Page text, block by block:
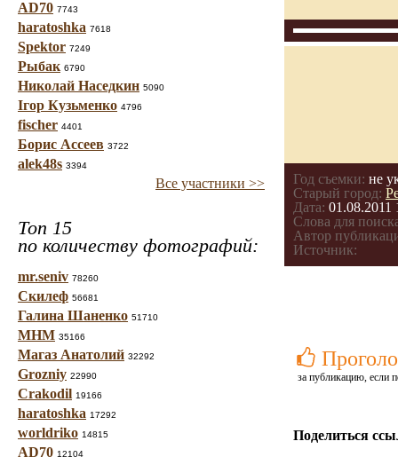
AD70 7743
haratoshka 7618
Spektor 7249
Рыбак 6790
Николай Наседкин 5090
Ігор Кузьменко 4796
fischer 4401
Борис Ассеев 3722
alek48s 3394
Все участники >>
Топ 15
по количеству фотографий:
mr.seniv 78260
Скилеф 56681
Галина Шаненко 51710
МНМ 35166
Магаз Анатолий 32292
Grozniy 22990
Crakodil 19166
haratoshka 17292
worldriko 14815
AD70 12104
Год съемки: не
Старый город:
Дата: 01.08.2011
Слова для
Автор
Источник:
за публикацию, если
Поделиться